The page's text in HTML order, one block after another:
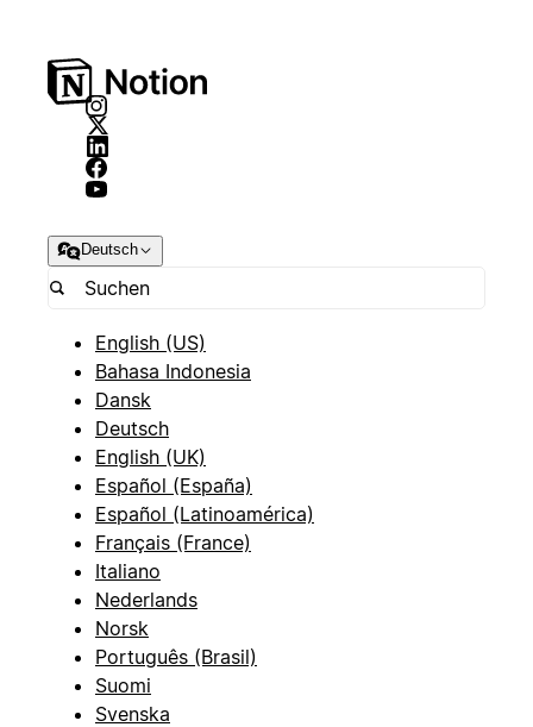
Deutsch
English (US)
Bahasa Indonesia
Dansk
Deutsch
English (UK)
Español (España)
Español (Latinoamérica)
Français (France)
Italiano
Nederlands
Norsk
Português (Brasil)
Suomi
Svenska